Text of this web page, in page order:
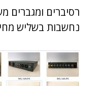
רסיברים ומגברים
נחשבות בשליש